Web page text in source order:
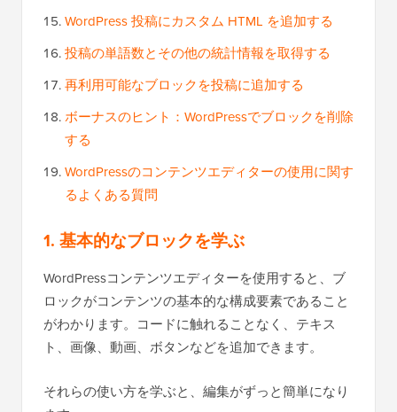
WordPress 投稿にカスタム HTML を追加する
投稿の単語数とその他の統計情報を取得する
再利用可能なブロックを投稿に追加する
ボーナスのヒント：WordPressでブロックを削除
する
WordPressのコンテンツエディターの使用に関す
るよくある質問
1. 基本的なブロックを学ぶ
WordPressコンテンツエディターを使用すると、ブ
ロックがコンテンツの基本的な構成要素であること
がわかります。コードに触れることなく、テキス
ト、画像、動画、ボタンなどを追加できます。
それらの使い方を学ぶと、編集がずっと簡単になり